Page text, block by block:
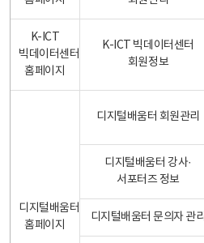
K-ICT
빅데이터센터
홈페이지
K-ICT 빅데이터센터
회원정보
디지털배움터
홈페이지
디지털배움터 회원관리
디지털배움터 강사·
서포터즈 정보
디지털배움터 문의자 관리